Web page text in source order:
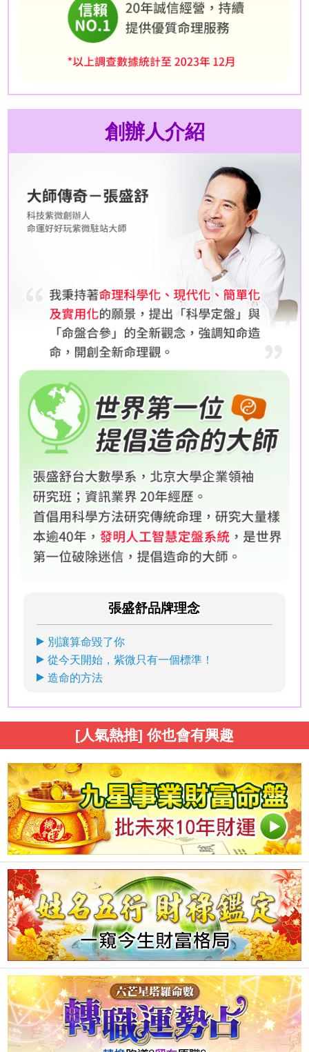
創辦人介紹
張盛舒品牌理念
別讓算命毀了你
從今天開始，紫微只有一個標準！
造命的方法
[人氣熱推] 你也會有興趣